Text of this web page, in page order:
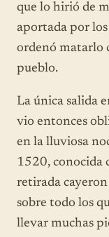
que lo hirió de
aportada por
ordenó matarlo
pueblo.
La única salida
vio entonces
en la lluviosa
1520, conocida
retirada
sobre todo los
llevar muchas